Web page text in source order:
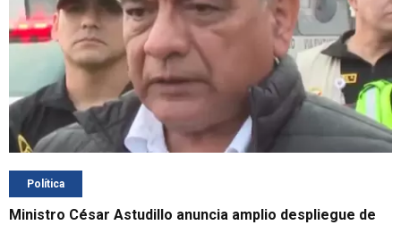
Política
Ministro César Astudillo anuncia amplio despliegue de